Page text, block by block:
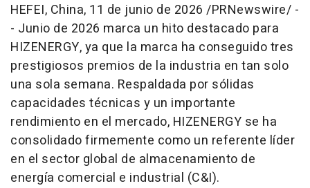
HEFEI, China, 11 de junio de 2026 /PRNewswire/ -
- Junio de 2026 marca un hito destacado para
HIZENERGY, ya que la marca ha conseguido tres
prestigiosos premios de la industria en tan solo
una sola semana. Respaldada por sólidas
capacidades técnicas y un importante
rendimiento en el mercado, HIZENERGY se ha
consolidado firmemente como un referente líder
en el sector global de almacenamiento de
energía comercial e industrial (C&I).